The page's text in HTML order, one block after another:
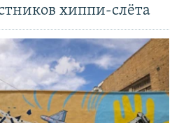
хиппи-слёта